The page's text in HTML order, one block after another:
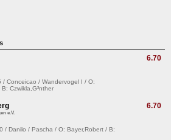
6.70
/ Conceicao / Wandervogel I / O:
Czwikla,G³nther
6.70
e.V.
/ Danilo / Pascha / O: Bayer,Robert / B: